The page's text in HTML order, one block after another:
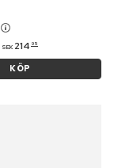
SEK 214 95
KÖP